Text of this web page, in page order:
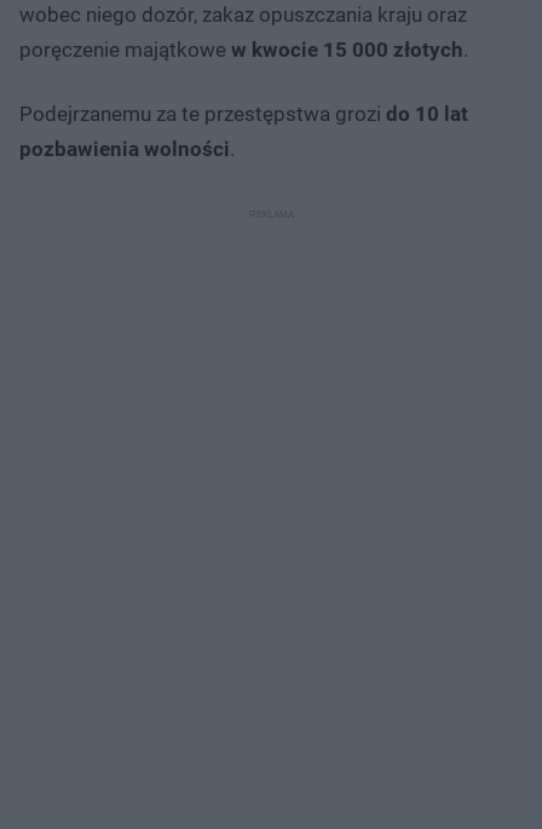
wobec niego dozór, zakaz opuszczania kraju oraz
poręczenie majątkowe w kwocie 15 000 złotych.
Podejrzanemu za te przestępstwa grozi do 10 lat
pozbawienia wolności.